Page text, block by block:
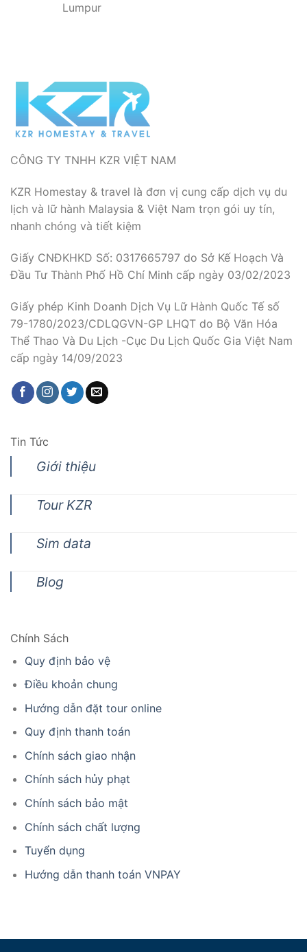
Lumpur
CÔNG TY TNHH KZR VIỆT NAM
KZR Homestay & travel là đơn vị cung cấp dịch vụ du
lịch và lữ hành Malaysia & Việt Nam trọn gói uy tín,
nhanh chóng và tiết kiệm
Giấy CNĐKHKD Số: 0317665797 do Sở Kế Hoạch Và
Đầu Tư Thành Phố Hồ Chí Minh cấp ngày 03/02/2023
Giấy phép Kinh Doanh Dịch Vụ Lữ Hành Quốc Tế số
79-1780/2023/CDLQGVN-GP LHQT do Bộ Văn Hóa
Thể Thao Và Du Lịch -Cục Du Lịch Quốc Gia Việt Nam
cấp ngày 14/09/2023
Tin Tức
Giới thiệu
Tour KZR
Sim data
Blog
Chính Sách
Quy định bảo vệ
Điều khoản chung
Hướng dẫn đặt tour online
Quy định thanh toán
Chính sách giao nhận
Chính sách hủy phạt
Chính sách bảo mật
Chính sách chất lượng
Tuyển dụng
Hướng dẫn thanh toán VNPAY